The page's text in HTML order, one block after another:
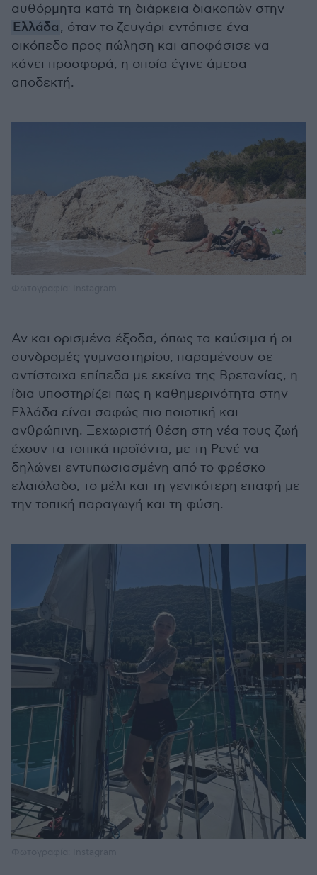
αυθόρμητα κατά τη διάρκεια διακοπών στην
Ελλάδα, όταν το ζευγάρι εντόπισε ένα
οικόπεδο προς πώληση και αποφάσισε να
κάνει προσφορά, η οποία έγινε άμεσα
αποδεκτή.
Αν και ορισμένα έξοδα, όπως τα καύσιμα ή οι
συνδρομές γυμναστηρίου, παραμένουν σε
αντίστοιχα επίπεδα με εκείνα της Βρετανίας, η
ίδια υποστηρίζει πως η καθημερινότητα στην
Ελλάδα είναι σαφώς πιο ποιοτική και
ανθρώπινη. Ξεχωριστή θέση στη νέα τους ζωή
έχουν τα τοπικά προϊόντα, με τη Ρενέ να
δηλώνει εντυπωσιασμένη από το φρέσκο
ελαιόλαδο, το μέλι και τη γενικότερη επαφή με
την τοπική παραγωγή και τη φύση.